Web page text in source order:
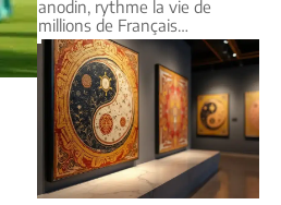
anodin, rythme la vie de
millions de Français…